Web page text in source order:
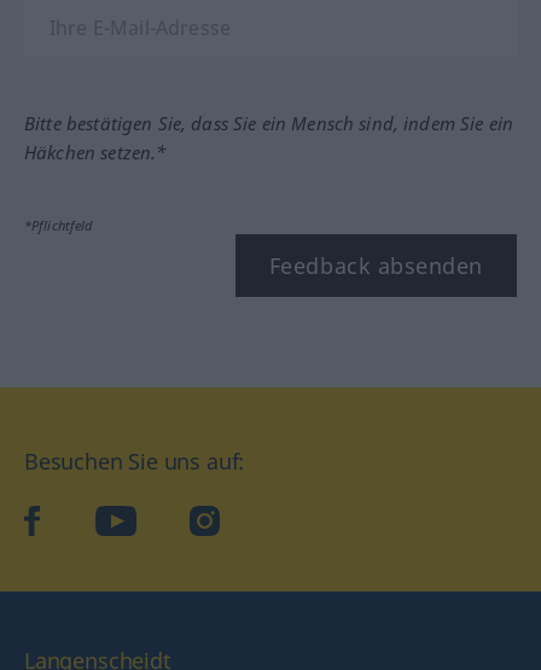
Bitte bestätigen Sie, dass Sie ein Mensch sind, indem Sie ein
Häkchen setzen.*
*Pflichtfeld
Feedback absenden
Besuchen Sie uns auf:
facebookYouTube Instagram
Langenscheidt